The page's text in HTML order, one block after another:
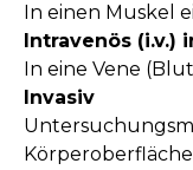
In einen Muskel
Intravenös (i.v.)
In eine Vene
Invasiv